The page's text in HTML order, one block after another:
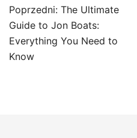
Nawigacja
wpisu
Poprzedni: The Ultimate
Guide to Jon Boats:
Everything You Need to
Know